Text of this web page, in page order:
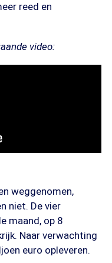
reed en
video:
weggenomen,
niet. De vier
maand, op 8
Naar verwachting
euro opleveren.